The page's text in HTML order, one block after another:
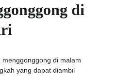
di
di malam
yang dapat diambil